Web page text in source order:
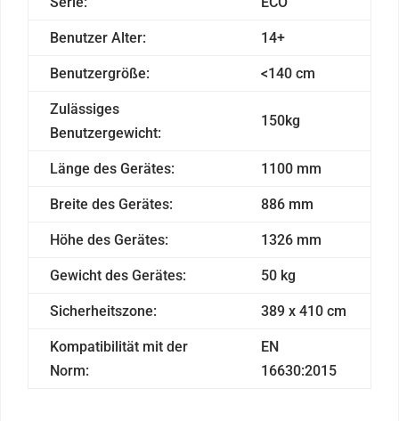
Benutzer Alter: 14+
Benutzergröße: <140 cm
Zulässiges
Benutzergewicht:
150kg
Länge des Gerätes: 1100 mm
Breite des Gerätes: 886 mm
Höhe des Gerätes: 1326 mm
Gewicht des Gerätes: 50 kg
Sicherheitszone: 389 x 410 cm
Kompatibilität mit der
Norm:
EN
16630:2015